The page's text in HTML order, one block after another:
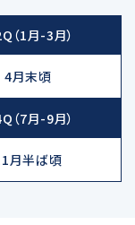
（1月-3月）
4月末頃
（7月-9月）
月半ば頃